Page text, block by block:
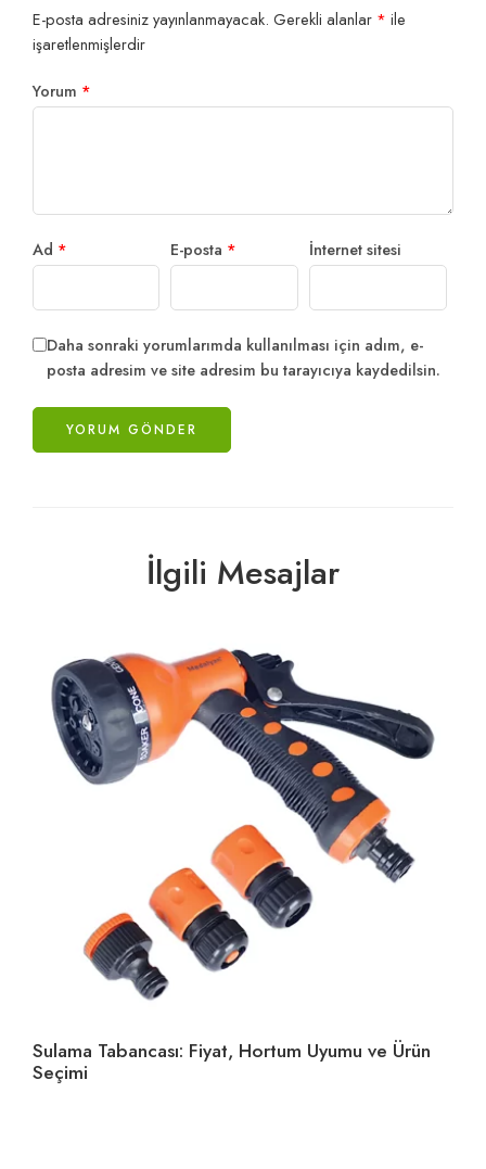
E-posta adresiniz yayınlanmayacak. Gerekli alanlar * ile
işaretlenmişlerdir
Yorum *
Ad * E-posta * İnternet sitesi
Daha sonraki yorumlarımda kullanılması için adım, e-
posta adresim ve site adresim bu tarayıcıya kaydedilsin.
İlgili Mesajlar
Sulama Tabancası: Fiyat, Hortum Uyumu ve Ürün
Seçimi